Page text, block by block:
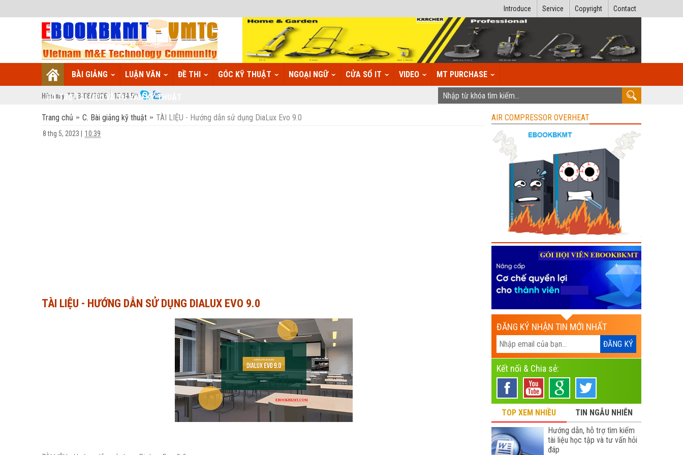
Contact
Copyright
Service
Introduce
BÀI GIẢNG LUẬN VĂN ĐỀ THI GÓC KỸ THUẬT NGOẠI NGỮ CỬA SỔ IT VIDEO MT PURCHASE
HỖ TRỢ TÀI LIỆU VÀ TƯ VẤN KỸ THUẬT
Hôm nay: T7, 8/08/2026 13:34:59
Trang chủ C. Bài giảng kỹ thuật TÀI LIỆU - Hướng dẫn sử dụng DiaLux Evo 9.0
8 thg 5, 2023 10:39
TÀI LIỆU - HƯỚNG DẪN SỬ DỤNG DIALUX EVO 9.0
AIR COMPRESSOR OVERHEAT
ĐĂNG KÝ NHẬN TIN MỚI NHẤT
Kết nối & Chia sẻ:
TOP XEM NHIỀU
TIN NGẪU NHIÊN
Hướng dẫn, hỗ trợ tìm kiếm
tài liệu học tập và tư vấn hỏi
đáp